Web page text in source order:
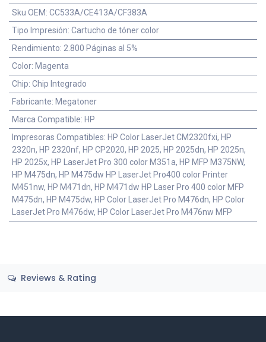
Sku OEM: CC533A/CE413A/CF383A
Tipo Impresión: Cartucho de tóner color
Rendimiento: 2.800 Páginas al 5%
Color: Magenta
Chip: Chip Integrado
Fabricante: Megatoner
Marca Compatible: HP
Impresoras Compatibles: HP Color LaserJet CM2320fxi, HP
2320n, HP 2320nf, HP CP2020, HP 2025, HP 2025dn, HP 2025n,
HP 2025x, HP LaserJet Pro 300 color M351a, HP MFP M375NW,
HP M475dn, HP M475dw HP LaserJet Pro400 color Printer
M451nw, HP M471dn, HP M471dw HP Laser Pro 400 color MFP
M475dn, HP M475dw, HP Color LaserJet Pro M476dn, HP Color
LaserJet Pro M476dw, HP Color LaserJet Pro M476nw MFP
Reviews & Rating